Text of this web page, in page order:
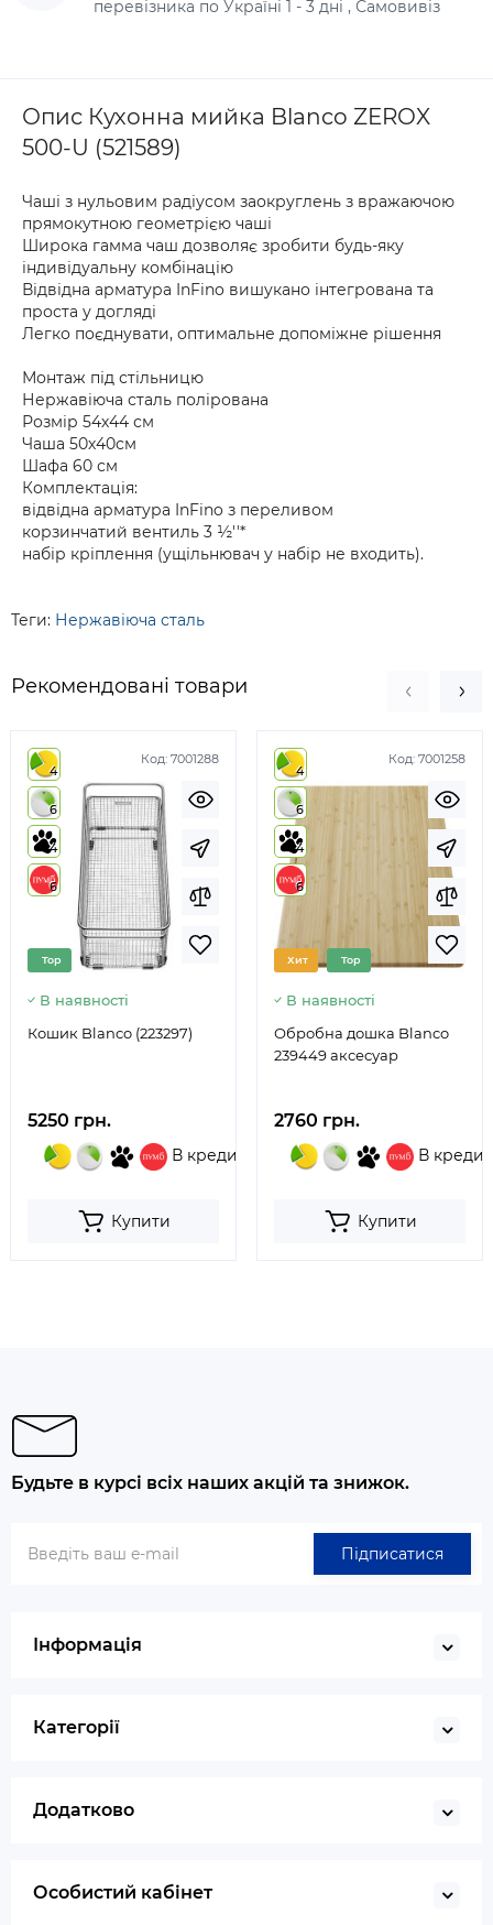
перевізника по Україні 1 - 3 дні , Самовивіз
Опис Кухонна мийка Blanco ZEROX
500-U (521589)
Чаші з нульовим радіусом заокруглень з вражаючою
прямокутною геометрією чаші
Широка гамма чаш дозволяє зробити будь-яку
індивідуальну комбінацію
Відвідна арматура InFino вишукано інтегрована та
проста у догляді
Легко поєднувати, оптимальне допоміжне рішення
Монтаж під стільницю
Нержавіюча сталь полірована
Розмір 54х44 см
Чаша 50х40см
Шафа 60 см
Комплектація:
відвідна арматура InFino з переливом
корзинчатий вентиль 3 ½''*
набір кріплення (ущільнювач у набір не входить).
Теги: Нержавіюча сталь
Рекомендовані товари
Код: 7001288
4
6
4
6
Top
В наявності
Кошик Blanco (223297)
5250 грн.
В кредит
Купити
Код: 7001258
4
6
4
6
Хит Top
В наявності
Обробна дошка Blanco
239449 аксесуар
2760 грн.
В кредит
Купити
Будьте в курсі всіх наших акцій та знижок.
Підписатися
Інформація
Категорії
Додатково
Особистий кабінет